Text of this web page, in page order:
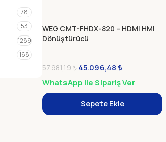
78
53
1289
168
WEG CMT-FHDX-820 – HDMI HMI
Dönüştürücü
57.981,19₺ 45.096,48₺
WhatsApp ile Sipariş Ver
Sepete Ekle